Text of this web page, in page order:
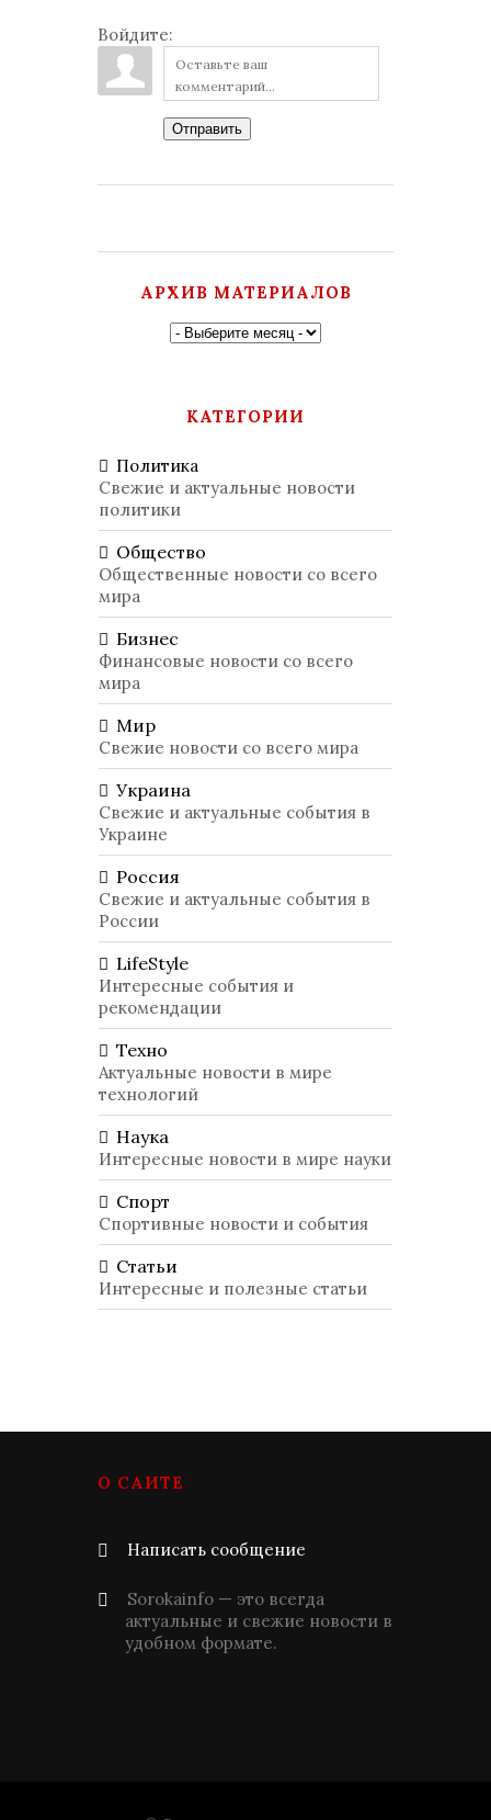
Войдите:
Отправить
АРХИВ МАТЕРИАЛОВ
КАТЕГОРИИ
Политика
Свежие и актуальные новости
политики
Общество
Общественные новости со всего
мира
Бизнес
Финансовые новости со всего
мира
Мир
Свежие новости со всего мира
Украина
Свежие и актуальные события в
Украине
Россия
Свежие и актуальные события в
России
LifeStyle
Интересные события и
рекомендации
Техно
Актуальные новости в мире
технологий
Наука
Интересные новости в мире науки
Спорт
Спортивные новости и события
Статьи
Интересные и полезные статьи
О САЙТЕ
Написать сообщение
Sorokainfo — это всегда
актуальные и свежие новости в
удобном формате.